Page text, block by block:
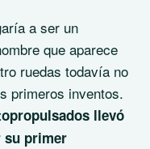
a ser un
que aparece
ruedas todavía no
primeros inventos.
llevó
su primer